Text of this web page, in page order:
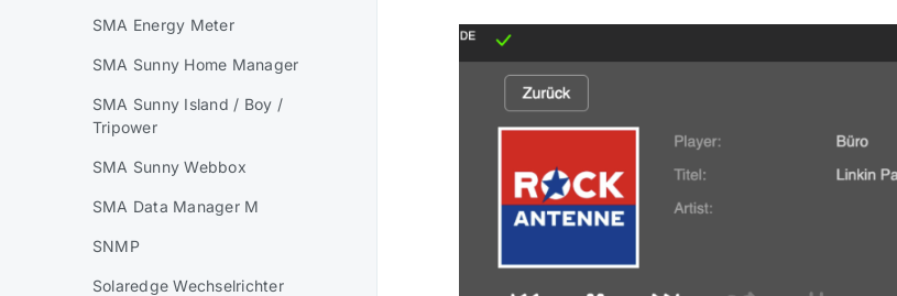
SMA Energy Meter
SMA Sunny Home Manager
SMA Sunny Island / Boy /
Tripower
SMA Sunny Webbox
SMA Data Manager M
SNMP
Solaredge Wechselrichter